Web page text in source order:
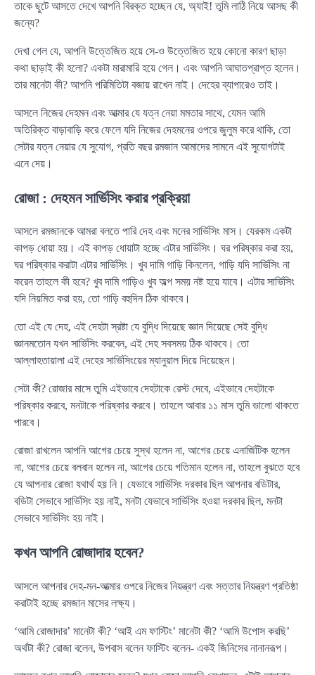
তাকে ছুটে আসতে দেখে আপনি বিরক্ত হচ্ছেন যে, অ্যাই! তুমি লাঠি নিয়ে আসছ কী
জন্যে?
দেখা গেল যে, আপনি উত্তেজিত হয়ে সে-ও উত্তেজিত হয়ে কোনো কারণ ছাড়া
কথা ছাড়াই কী হলো? একটা মারামারি হয়ে গেল। এবং আপনি আঘাতপ্রাপ্ত হলেন।
তার মানেটা কী? আপনি পরিমিতিটা বজায় রাখেন নাই। দেহের ব্যাপারেও তাই।
আসলে নিজের দেহমন এবং আত্মার যে যত্ন নেয়া মমতার সাথে, যেমন আমি
অতিরিক্ত বাড়াবাড়ি করে ফেলে যদি নিজের দেহমনের ওপরে জুলুম করে থাকি, তো
সেটার যত্ন নেয়ার যে সুযোগ, প্রতি বছর রমজান আমাদের সামনে এই সুযোগটাই
এনে দেয়।
রোজা : দেহমন সার্ভিসিং করার প্রক্রিয়া
আসলে রমজানকে আমরা বলতে পারি দেহ এবং মনের সার্ভিসিং মাস। যেরকম একটা
কাপড় ধোয়া হয়। এই কাপড় ধোয়াটা হচ্ছে এটার সার্ভিসিং। ঘর পরিষ্কার করা হয়,
ঘর পরিষ্কার করাটা এটার সার্ভিসিং। খুব দামি গাড়ি কিনলেন, গাড়ি যদি সার্ভিসিং না
করেন তাহলে কী হবে? খুব দামি গাড়িও খুব অল্প সময় নষ্ট হয়ে যাবে। এটার সার্ভিসিং
যদি নিয়মিত করা হয়, তো গাড়ি বহুদিন ঠিক থাকবে।
তো এই যে দেহ, এই দেহটা স্রষ্টা যে বুদ্ধি দিয়েছে জ্ঞান দিয়েছে সেই বুদ্ধি
জ্ঞানমতোন যখন সার্ভিসিং করবেন, এই দেহ সবসময় ঠিক থাকবে। তো
আল্লাহতায়ালা এই দেহের সার্ভিসিংয়ের ম্যানুয়াল দিয়ে দিয়েছেন।
সেটা কী? রোজার মাসে তুমি এইভাবে দেহটাকে রেস্ট দেবে, এইভাবে দেহটাকে
পরিষ্কার করবে, মনটাকে পরিষ্কার করবে। তাহলে আবার ১১ মাস তুমি ভালো থাকতে
পারবে।
রোজা রাখলেন আপনি আগের চেয়ে সুস্থ হলেন না, আগের চেয়ে এনার্জিটিক হলেন
না, আগের চেয়ে বলবান হলেন না, আগের চেয়ে গতিমান হলেন না, তাহলে বুঝতে হবে
যে আপনার রোজা যথার্থ হয় নি। যেভাবে সার্ভিসিং দরকার ছিল আপনার বডিটার,
বডিটা সেভাবে সার্ভিসিং হয় নাই, মনটা যেভাবে সার্ভিসিং হওয়া দরকার ছিল, মনটা
সেভাবে সার্ভিসিং হয় নাই।
কখন আপনি রোজাদার হবেন?
আসলে আপনার দেহ-মন-আত্মার ওপরে নিজের নিয়ন্ত্রণ এবং সত্তার নিয়ন্ত্রণ প্রতিষ্ঠা
করাটাই হচ্ছে রমজান মাসের লক্ষ্য।
‘আমি রোজাদার’ মানেটা কী? ‘আই এম ফাস্টিং’ মানেটা কী? ‘আমি উপোস করছি’
অর্থটা কী? রোজা বলেন, উপবাস বলেন ফাস্টিং বলেন- একই জিনিসের নানানরূপ।